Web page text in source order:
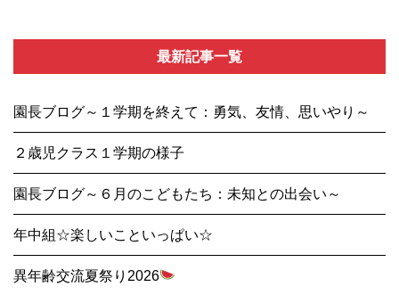
最新記事一覧
園長ブログ～１学期を終えて：勇気、友情、思いやり～
２歳児クラス１学期の様子
園長ブログ～６月のこどもたち：未知との出会い～
年中組☆楽しいこといっぱい☆
異年齢交流夏祭り2026